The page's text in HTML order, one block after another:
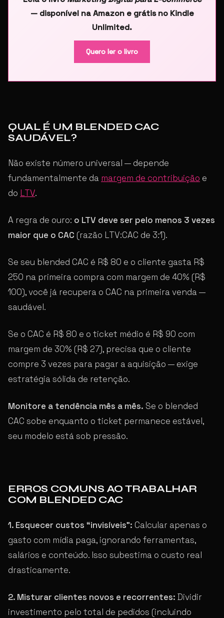
— disponível na Amazon e grátis no Kindle
Unlimited.
Quero ler o livro
QUAL É UM BLENDED CAC
SAUDÁVEL?
Não existe número universal — depende
fundamentalmente da margem de contribuição e
do LTV.
A regra de ouro: o LTV deve ser pelo menos 3 vezes
maior que o CAC (razão LTV:CAC de 3:1).
Se seu blended CAC é R$ 80 e o cliente gasta R$
250 na primeira compra com margem de 40% (R$
100), você já recupera o CAC na primeira venda —
saudável.
Se o CAC é R$ 80 e o ticket médio é R$ 90 com
margem de 30% (R$ 27), precisa que o cliente
compre 3 vezes para pagar a aquisição — exige
estratégia sólida de retenção.
Monitore a tendência mês a mês. Se o blended
CAC sobe enquanto o ticket permanece estável,
seu modelo está sob pressão.
ERROS COMUNS AO TRABALHAR
COM BLENDED CAC
1. Esquecer custos “invisíveis”: Calcular apenas o
gasto com mídia paga, ignorando ferramentas,
salários e conteúdo. Isso subestima o custo real
drasticamente.
2. Misturar clientes novos e recorrentes: Dividir
investimento pelo total de pedidos (incluindo